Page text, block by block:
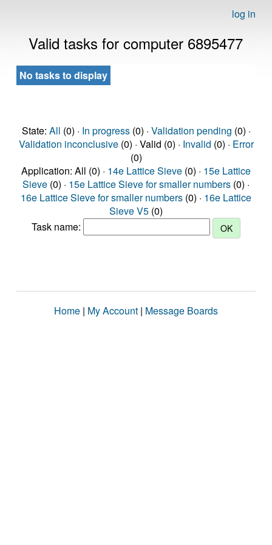
log in
Valid tasks for computer 6895477
No tasks to display
State: All (0) · In progress(0) · Validation pending (0) ·
Validation inconclusive(0) · Valid (0) · Invalid (0) · Error
(0)
Application: All (0) · 14e Lattice Sieve (0) · 15e Lattice
Sieve (0) · 15e Lattice Sieve for smaller numbers (0) ·
16e Lattice Sieve for smaller numbers (0) · 16e Lattice
Sieve V5 (0)
Task name:
Home | My Account | Message Boards